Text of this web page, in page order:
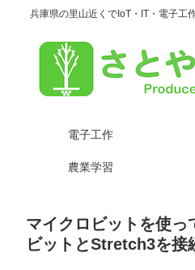
兵庫県の里山近くでIoT・IT・電子工
電子工作
農業学習
マイクロビットを使っ
ビットとStretch3を接